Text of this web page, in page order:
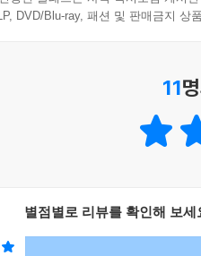
DVD/Blu-ray, 패션 및 판매금지 상
11
별점별로 리뷰를 확인해 보세